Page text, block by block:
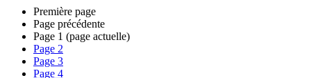
Première page
Page précédente
Page 1 (page actuelle)
Page 2
Page 3
Page 4